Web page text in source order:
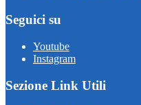
Seguici su
Youtube
Instagram
Sezione Link Utili